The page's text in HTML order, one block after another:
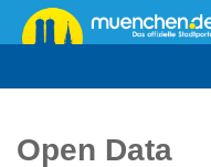
Überspringen
zum
Open Data